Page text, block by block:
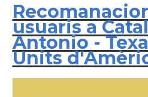
usuaris a
Antonio -
Units